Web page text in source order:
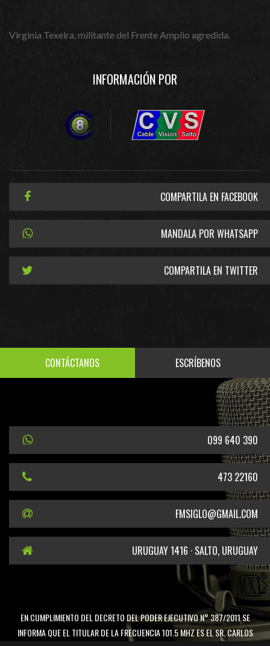
Virginia Texeira, militante del Frente Amplio agredida.
INFORMACIÓN POR
COMPARTILA EN FACEBOOK
MANDALA POR WHATSAPP
COMPARTILA EN TWITTER
CONTÁCTANOS ESCRÍBENOS
099 640 390
473 22160
FMSIGLO@GMAIL.COM
URUGUAY 1416 · SALTO, URUGUAY
EN CUMPLIMIENTO DEL DECRETO DEL PODER EJECUTIVO N° 387/2011 SE
INFORMA QUE EL TITULAR DE LA FRECUENCIA 101.5 MHZ ES EL SR. CARLOS